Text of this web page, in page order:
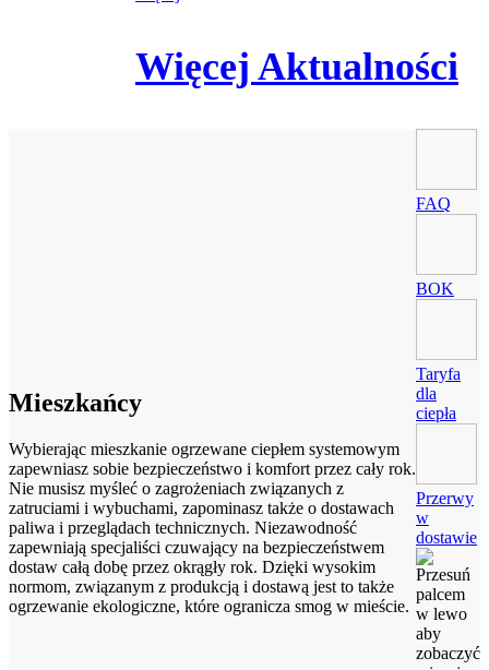
Więcej Aktualności
Mieszkańcy
Wybierając mieszkanie ogrzewane ciepłem systemowym
zapewniasz sobie bezpieczeństwo i komfort przez cały rok.
Nie musisz myśleć o zagrożeniach związanych z
zatruciami i wybuchami, zapominasz także o dostawach
paliwa i przeglądach technicznych. Niezawodność
zapewniają specjaliści czuwający na bezpieczeństwem
dostaw całą dobę przez okrągły rok. Dzięki wysokim
normom, związanym z produkcją i dostawą jest to także
ogrzewanie ekologiczne, które ogranicza smog w mieście.
FAQ
BOK
Taryfa
dla
ciepła
Przerwy
w
dostawie